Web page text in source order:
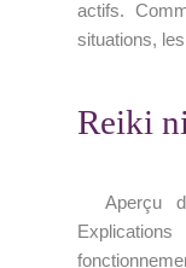
actifs.
situations,
Reiki
Aperçu